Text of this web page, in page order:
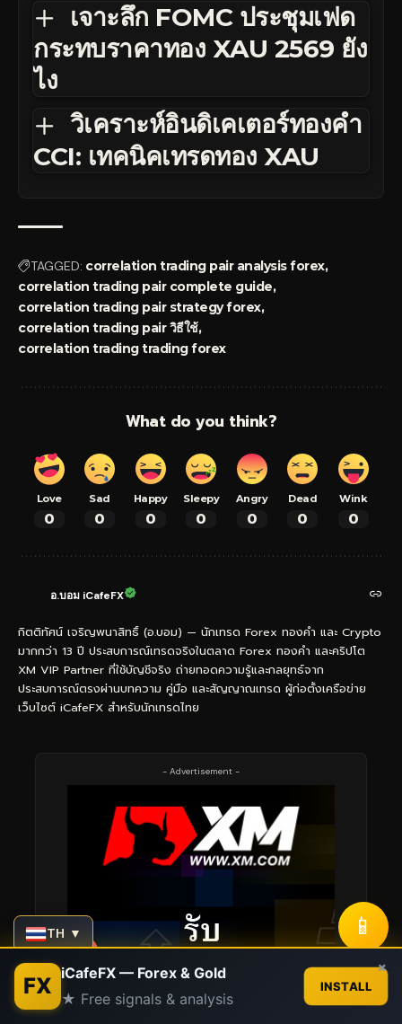
เจาะลึก FOMC ประชุมเฟด
กระทบราคาทอง XAU 2569 ยัง
ไง
วิเคราะห์อินดิเคเตอร์ทองคำ
CCI: เทคนิคเทรดทอง XAU
TAGGED: correlation trading pair analysis forex
correlation trading pair complete guide
correlation trading pair strategy forex
correlation trading pair วิธีใช้
correlation trading trading forex
What do you think?
Love
0
Sad
0
Happy
0
Sleepy
0
Angry
0
Dead
0
Wink
0
อ.บอม iCafeFX
กิตติทัศน์ เจริญพนาสิทธิ์ (อ.บอม) — นักเทรด Forex ทองคำ และ Crypto
มากกว่า 13 ปี ประสบการณ์เทรดจริงในตลาด Forex ทองคำ และคริปโต
XM VIP Partner ที่ใช้บัญชีจริง ถ่ายทอดความรู้และกลยุทธ์จาก
ประสบการณ์ตรงผ่านบทความ คู่มือ และสัญญาณเทรด ผู้ก่อตั้งเครือข่าย
เว็บไซต์ iCafeFX สำหรับนักเทรดไทย
- Advertisement -
TH ▼ 📱
FX iCafeFX — Forex & Gold
★ Free signals & analysis
INSTALL
×
Contact us
Open